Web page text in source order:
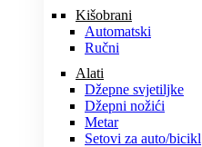
Kišobrani
Automatski
Ručni
Alati
Džepne svjetiljke
Džepni nožići
Metar
Setovi za auto/bicikl